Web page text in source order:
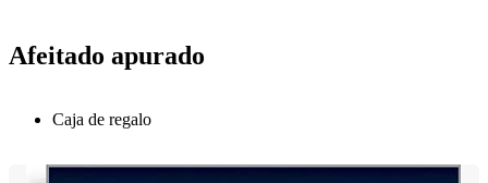
Afeitado apurado
Caja de regalo